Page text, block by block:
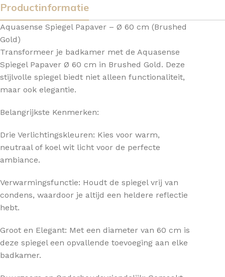
Productinformatie
Aquasense Spiegel Papaver – Ø 60 cm (Brushed
Gold)
Transformeer je badkamer met de Aquasense
Spiegel Papaver Ø 60 cm in Brushed Gold. Deze
stijlvolle spiegel biedt niet alleen functionaliteit,
maar ook elegantie.
Belangrijkste Kenmerken:
Drie Verlichtingskleuren: Kies voor warm,
neutraal of koel wit licht voor de perfecte
ambiance.
Verwarmingsfunctie: Houdt de spiegel vrij van
condens, waardoor je altijd een heldere reflectie
hebt.
Groot en Elegant: Met een diameter van 60 cm is
deze spiegel een opvallende toevoeging aan elke
badkamer.